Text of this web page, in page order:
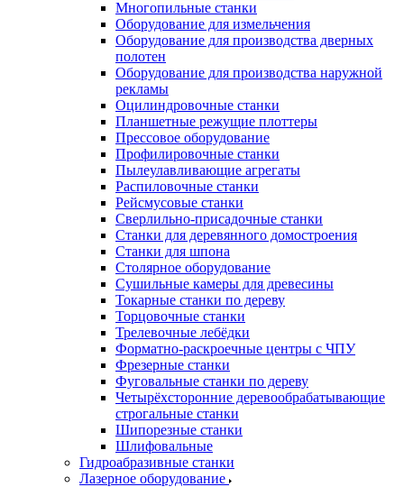
Многопильные станки
Оборудование для измельчения
Оборудование для производства дверных
полотен
Оборудование для производства наружной
рекламы
Оцилиндровочные станки
Планшетные режущие плоттеры
Прессовое оборудование
Профилировочные станки
Пылеулавливающие агрегаты
Распиловочные станки
Рейсмусовые станки
Сверлильно-присадочные станки
Станки для деревянного домостроения
Станки для шпона
Столярное оборудование
Сушильные камеры для древесины
Токарные станки по дереву
Торцовочные станки
Трелевочные лебёдки
Форматно-раскроечные центры с ЧПУ
Фрезерные станки
Фуговальные станки по дереву
Четырёхсторонние деревообрабатывающие
строгальные станки
Шипорезные станки
Шлифовальные
Гидроабразивные станки
Лазерное оборудование